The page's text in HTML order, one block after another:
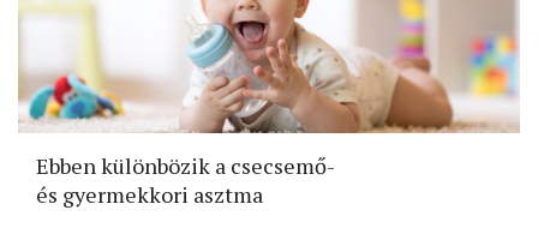
Ebben különbözik a csecsemő-
és gyermekkori asztma